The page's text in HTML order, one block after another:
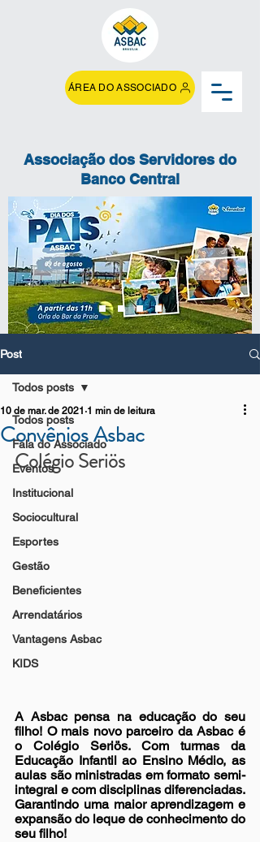
ÁREA DO ASSOCIADO
Associação dos Servidores do
Banco Central
Post
Todos posts
Fala do Associado
Eventos
Institucional
Sociocultural
Esportes
Gestão
Beneficientes
Arrendatários
Vantagens Asbac
KIDS
Todos posts
Convênios Asbac
10 de mar. de 2021 1 min de leitura
Colégio Seriös
A Asbac pensa na educação do seu
filho! O mais novo parceiro da Asbac é
o Colégio Seriös. Com turmas da
Educação Infantil ao Ensino Médio, as
aulas são ministradas em formato semi-
integral e com disciplinas diferenciadas.
Garantindo uma maior aprendizagem e
expansão do leque de conhecimento do
seu filho!